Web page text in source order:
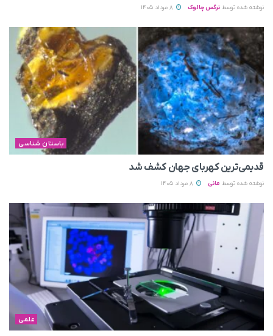
نوشته شده توسط نرگس چالوک
باستان شناسی
قدیمی‌ترین کهربای جهان کشف شد
نوشته شده توسط مانی
علمی